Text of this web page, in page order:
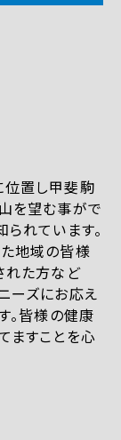
位置し甲斐駒
を望む事がで
れています。
地域の皆様
れた方など
ーズにお応え
。皆様の健康
ますことを心